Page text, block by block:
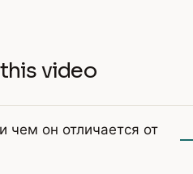
video
чем он отличается от